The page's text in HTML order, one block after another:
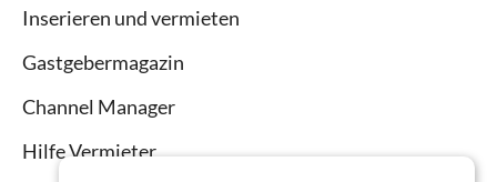
Inserieren und vermieten
Gastgebermagazin
Channel Manager
Hilfe Vermieter